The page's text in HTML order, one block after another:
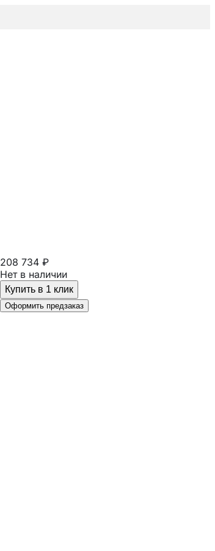
208 734 ₽
Нет в наличии
Купить в 1 клик
Оформить предзаказ